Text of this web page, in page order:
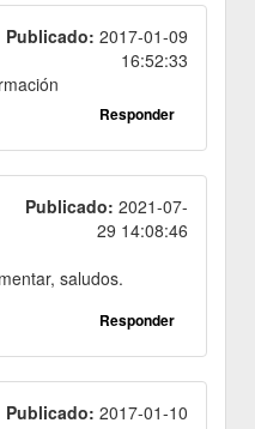
Publicado: 2017-01-09
16:52:33
Responder
Publicado: 2021-07-
29 14:08:46
saludos.
Responder
Publicado: 2017-01-10